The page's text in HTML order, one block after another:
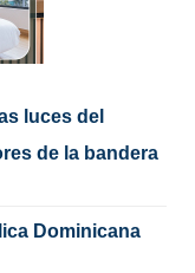
luces del
de la bandera
Dominicana